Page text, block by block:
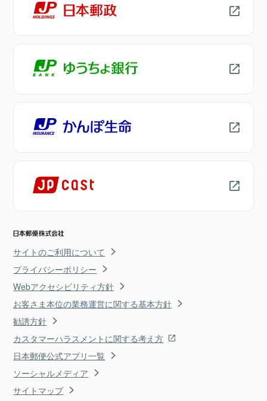
サイトのご利用について
プライバシーポリシー
Webアクセシビリティ方針
お客さま本位の業務運営に関する基本方針
勧誘方針
カスタマーハラスメントに関する考え方
日本郵便公式アプリ一覧
ソーシャルメディア
サイトマップ